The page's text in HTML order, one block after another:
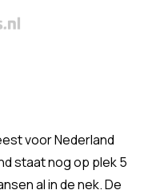
voor Nederland
staat nog op plek 5
al in de nek. De